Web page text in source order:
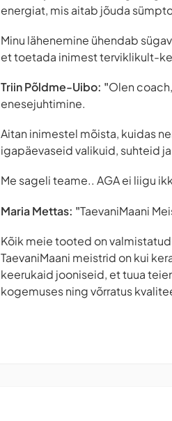
energiat, mis aitab jõuda
Minu lähenemine ühendab
et toetada inimest terviklikult-
Triin Põldme-Uibo: "Olen
enesejuhtimine.
Aitan inimestel mõista, kuidas
igapäevaseid valikuid, suhteid
Me sageli teame.. AGA ei liigu
Maria Mettas: "TaevaniMaani
Kõik meie tooted on
TaevaniMaani meistrid on kui
keerukaid jooniseid, et tuua
kogemuses ning võrratus